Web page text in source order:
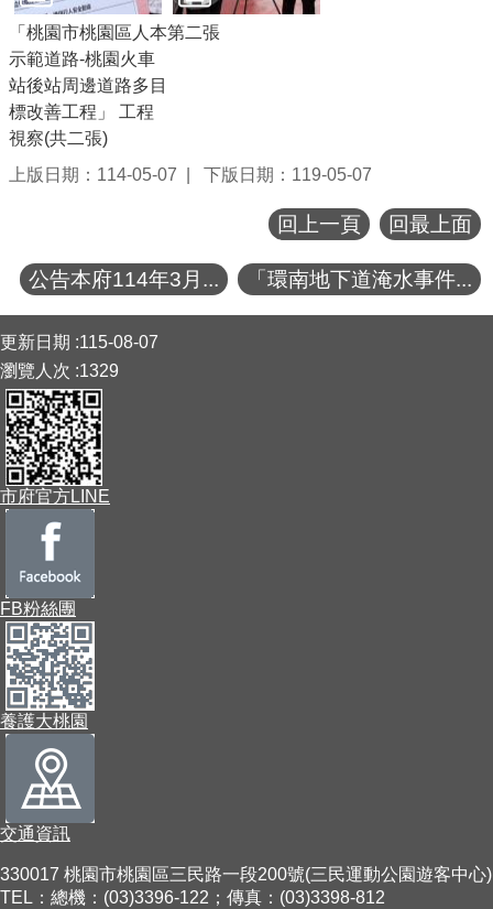
「桃園市桃園區人本
示範道路-桃園火車
站後站周邊道路多目
標改善工程」 工程
視察(共二張)
第二張
上版日期：114-05-07 下版日期：119-05-07
回上一頁 回最上面
公告本府114年3月... 「環南地下道淹水事件...
更新日期
115-08-07
瀏覽人次 1329
市府官方LINE
FB粉絲團
養護大桃園
交通資訊
330017 桃園市桃園區三民路一段200號(三民運動公園遊客中心)
TEL：總機：(03)3396-122；傳真：(03)3398-812